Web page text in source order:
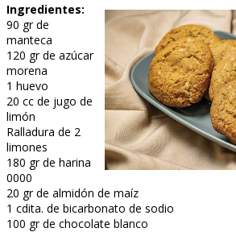
Ingredientes:
90 gr de
manteca
120 gr de azúcar
morena
1 huevo
20 cc de jugo de
limón
Ralladura de 2
limones
180 gr de harina
0000
20 gr de almidón de maíz
1 cdita. de bicarbonato de sodio
100 gr de chocolate blanco